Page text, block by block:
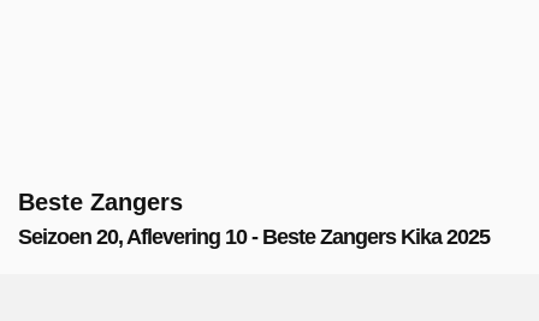
Beste Zangers
Seizoen 20, Aflevering 10 - Beste Zangers Kika 2025